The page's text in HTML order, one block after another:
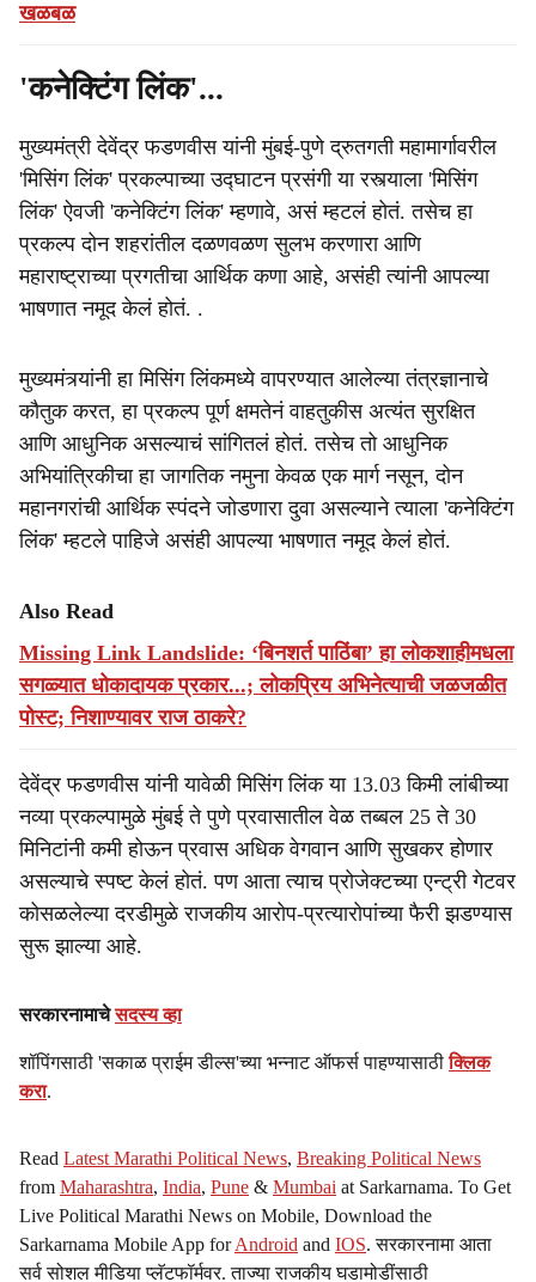
खळबळ
'कनेक्टिंग लिंक'...
मुख्यमंत्री देवेंद्र फडणवीस यांनी मुंबई-पुणे द्रुतगती महामार्गावरील
'मिसिंग लिंक' प्रकल्पाच्या उद्घाटन प्रसंगी या रस्त्याला 'मिसिंग
लिंक' ऐवजी 'कनेक्टिंग लिंक' म्हणावे, असं म्हटलं होतं. तसेच हा
प्रकल्प दोन शहरांतील दळणवळण सुलभ करणारा आणि
महाराष्ट्राच्या प्रगतीचा आर्थिक कणा आहे, असंही त्यांनी आपल्या
भाषणात नमूद केलं होतं. .
मुख्यमंत्र्यांनी हा मिसिंग लिंकमध्ये वापरण्यात आलेल्या तंत्रज्ञानाचे
कौतुक करत, हा प्रकल्प पूर्ण क्षमतेनं वाहतुकीस अत्यंत सुरक्षित
आणि आधुनिक असल्याचं सांगितलं होतं. तसेच तो आधुनिक
अभियांत्रिकीचा हा जागतिक नमुना केवळ एक मार्ग नसून, दोन
महानगरांची आर्थिक स्पंदने जोडणारा दुवा असल्याने त्याला 'कनेक्टिंग
लिंक' म्हटले पाहिजे असंही आपल्या भाषणात नमूद केलं होतं.
Also Read
Missing Link Landslide: ‘बिनशर्त पाठिंबा’ हा लोकशाहीमधला
सगळ्यात धोकादायक प्रकार...; लोकप्रिय अभिनेत्याची जळजळीत
पोस्ट; निशाण्यावर राज ठाकरे?
देवेंद्र फडणवीस यांनी यावेळी मिसिंग लिंक या 13.03 किमी लांबीच्या
नव्या प्रकल्पामुळे मुंबई ते पुणे प्रवासातील वेळ तब्बल 25 ते 30
मिनिटांनी कमी होऊन प्रवास अधिक वेगवान आणि सुखकर होणार
असल्याचे स्पष्ट केलं होतं. पण आता त्याच प्रोजेक्टच्या एन्ट्री गेटवर
कोसळलेल्या दरडीमुळे राजकीय आरोप-प्रत्यारोपांच्या फैरी झडण्यास
सुरू झाल्या आहे.
सरकारनामाचेसदस्य व्हा
शॉपिंगसाठी 'सकाळ प्राईम डील्स'च्या भन्नाट ऑफर्स पाहण्यासाठीक्लिक
करा.
Read Latest Marathi Political News, Breaking Political News
from Maharashtra, India, Pune & Mumbai at Sarkarnama. To Get
Live Political Marathi News on Mobile, Download the
Sarkarnama Mobile App forAndroid and IOS. सरकारनामा आता
सर्व सोशल मीडिया प्लॅटफॉर्मवर. ताज्या राजकीय घडामोडींसाठी